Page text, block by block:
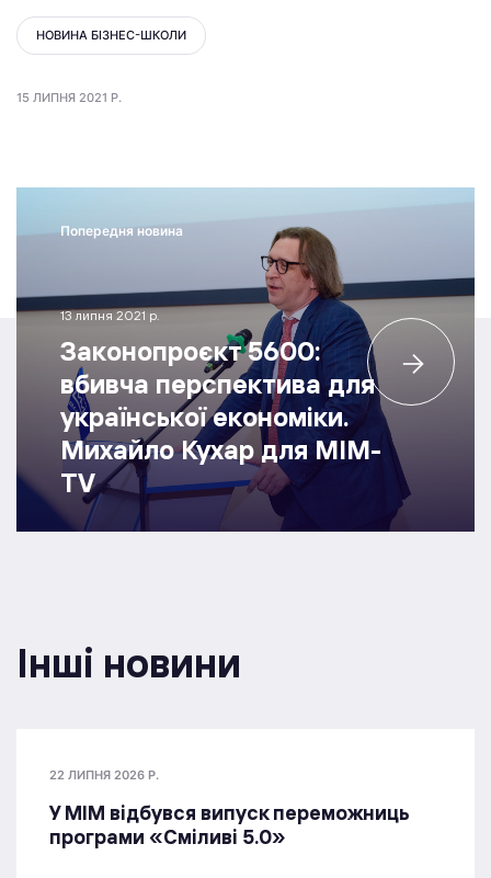
НОВИНА БІЗНЕС-ШКОЛИ
15 ЛИПНЯ 2021 Р.
Попередня новина
13 липня 2021 р.
Законопроєкт 5600:
вбивча перспектива для
української економіки.
Михайло Кухар для МІМ-
TV
Інші новини
22 ЛИПНЯ 2026 Р.
У МІМ відбувся випуск переможниць
програми «Сміливі 5.0»